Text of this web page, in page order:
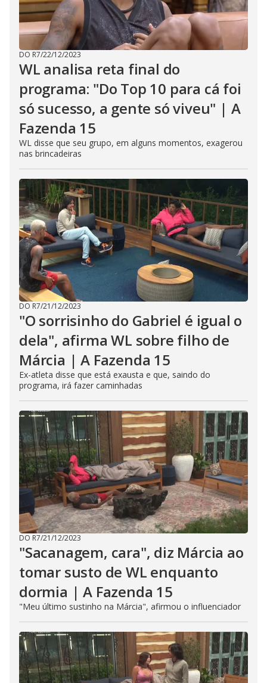
DO R7/22/12/2023
WL analisa reta final do
programa: "Do Top 10 para cá foi
só sucesso, a gente só viveu" | A
Fazenda 15
WL disse que seu grupo, em alguns momentos, exagerou
nas brincadeiras
DO R7/21/12/2023
"O sorrisinho do Gabriel é igual o
dela", afirma WL sobre filho de
Márcia | A Fazenda 15
Ex-atleta disse que está exausta e que, saindo do
programa, irá fazer caminhadas
DO R7/21/12/2023
"Sacanagem, cara", diz Márcia ao
tomar susto de WL enquanto
dormia | A Fazenda 15
"Meu último sustinho na Márcia", afirmou o influenciador